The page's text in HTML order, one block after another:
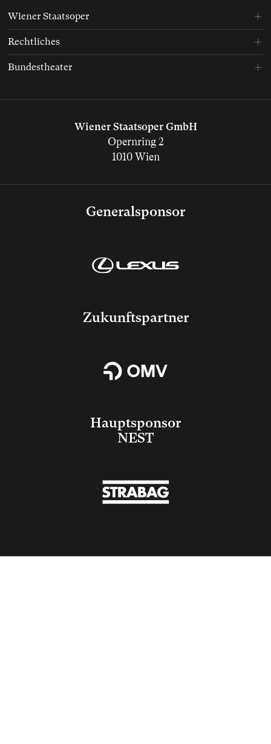
Generalsponsor
Zukunftspartner
Hauptsponsor
NEST
Wiener Staatsoper GmbH
Opernring 2
1010 Wien
Wiener Staatsoper
Rechtliches
Bundestheater